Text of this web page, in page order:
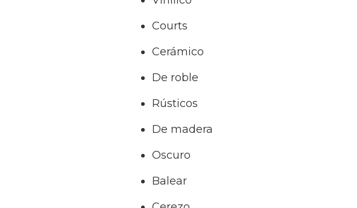
Courts
Cerámico
De roble
Rústicos
De madera
Oscuro
Balear